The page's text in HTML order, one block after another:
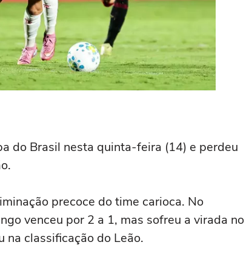
do Brasil nesta quinta-feira (14) e perdeu
precoce do time carioca. No
venceu por 2 a 1, mas sofreu a virada no
na classificação do Leão.